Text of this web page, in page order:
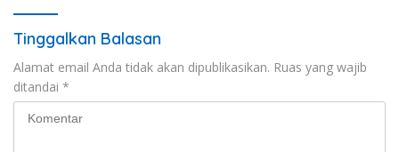
Tinggalkan Balasan
Alamat email Anda tidak akan dipublikasikan. Ruas yang wajib
ditandai *